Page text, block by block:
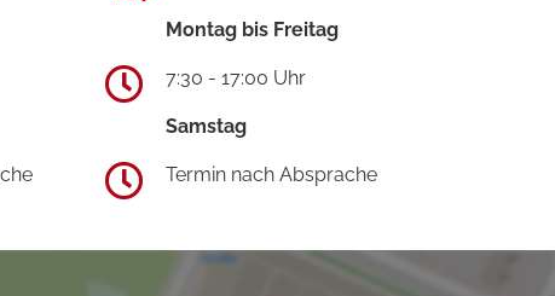
Montag bis Freitag
7:30 - 17:00 Uhr
Samstag
Termin nach Absprache